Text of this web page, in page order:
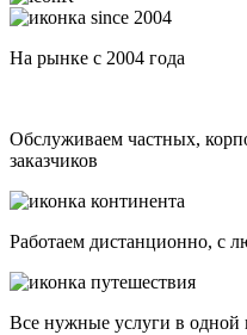
ПОЧЕМУ НАС
заказчиков